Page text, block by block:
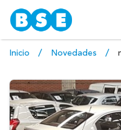
Inicio Novedades